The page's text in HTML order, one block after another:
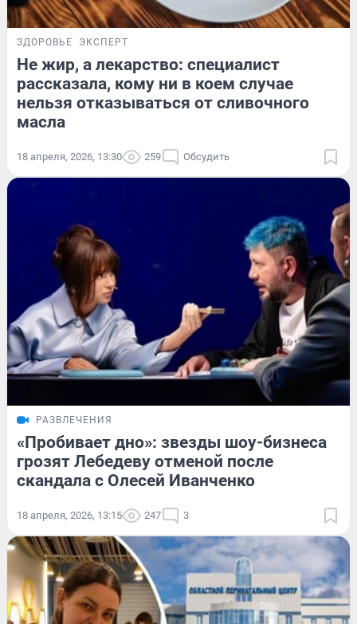
ЗДОРОВЬЕ ЭКСПЕРТ
Не жир, а лекарство: специалист
рассказала, кому ни в коем случае
нельзя отказываться от сливочного
масла
18 апреля, 2026, 13:30 259 Обсудить
РАЗВЛЕЧЕНИЯ
«Пробивает дно»: звезды шоу-бизнеса
грозят Лебедеву отменой после
скандала с Олесей Иванченко
18 апреля, 2026, 13:15 247 3